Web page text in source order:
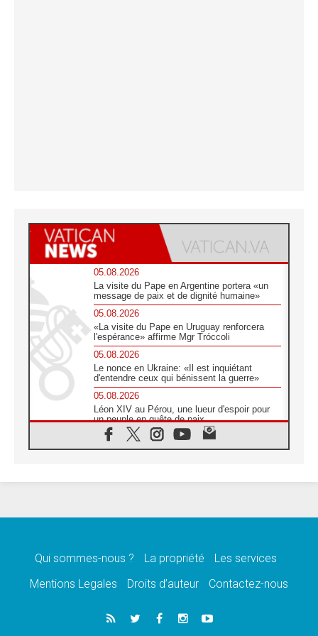
05.08.2026
La visite du Pape en Argentine portera «un
message de paix et de dignité humaine»
05.08.2026
«La visite du Pape en Uruguay renforcera
l'espérance» affirme Mgr Tróccoli
05.08.2026
Le nonce en Ukraine: «Il est inquiétant
d'entendre ceux qui bénissent la guerre»
05.08.2026
Léon XIV au Pérou, une lueur d'espoir pour
un peuple en quête de paix
05.08.2026
SCEAM: L'Église en Afrique vers
en Argentine et au Pérou
Audience générale: la prière est un acte
04.08.2026
Léon XIV invite les Chevaliers de Colomb à
Qui sommes-nous ? La propriété
Les services
Mentions Legales
Droits d’auteur Contactez-nous